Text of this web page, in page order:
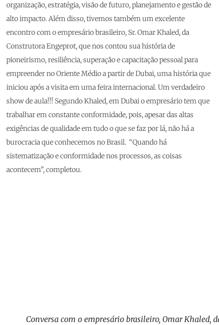
organização, estratégia, visão de futuro, planejamento e gestão de
alto impacto. Além disso, tivemos também um excelente
encontro com o empresário brasileiro, Sr. Omar Khaled, da
Construtora Engeprot, que nos contou sua história de
pioneirismo, resiliência, superação e capacitação pessoal para
empreender no Oriente Médio a partir de Dubai, uma história que
iniciou após a visita em uma feira internacional. Um verdadeiro
show de aula!!! Segundo Khaled, em Dubai o empresário tem que
trabalhar em constante conformidade, pois, apesar das altas
exigências de qualidade em tudo o que se faz por lá, não há a
burocracia que conhecemos no Brasil. “Quando há
sistematização e conformidade nos processos, as coisas
acontecem”, completou.
Conversa com o empresário brasileiro, Omar Khaled,